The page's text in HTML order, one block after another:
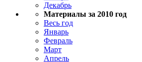
Декабрь
Материалы за 2010 год
Весь год
Январь
Февраль
Март
Апрель